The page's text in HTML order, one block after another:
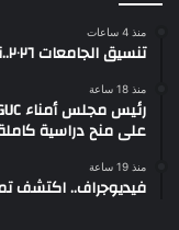
منذ 4 ساعات
تنسيق الجامعات ٢٠٢٦..ننشر مصروفات تجارة عين شمس
منذ 18 ساعة
على منح دراسية
منذ 19 ساعة
فيديوجراف.. اكتشف